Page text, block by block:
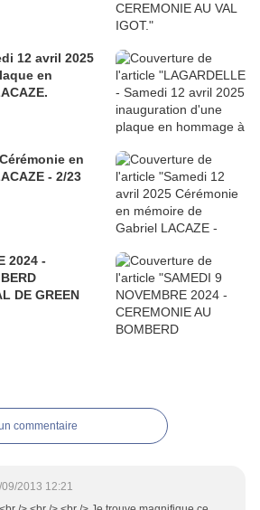
12 avril 2025
en
en
- 2/23
2024 -
DE GREEN
commentaire
2013 12:21